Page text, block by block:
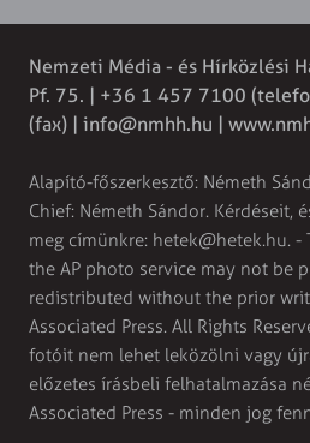
Nemzeti Média - és Hírközlési
Pf. 75. | +36 1 457 7100
(fax) | info@nmhh.hu |
Alapító-főszerkesztő: Németh
Chief: Németh Sándor. Kérdéseit,
meg címünkre: hetek@hetek.hu. -
the AP photo service may not be
redistributed without the prior
Associated Press. All Rights
fotóit nem lehet leközölni vagy
előzetes írásbeli felhatalmazása
Associated Press - minden jog